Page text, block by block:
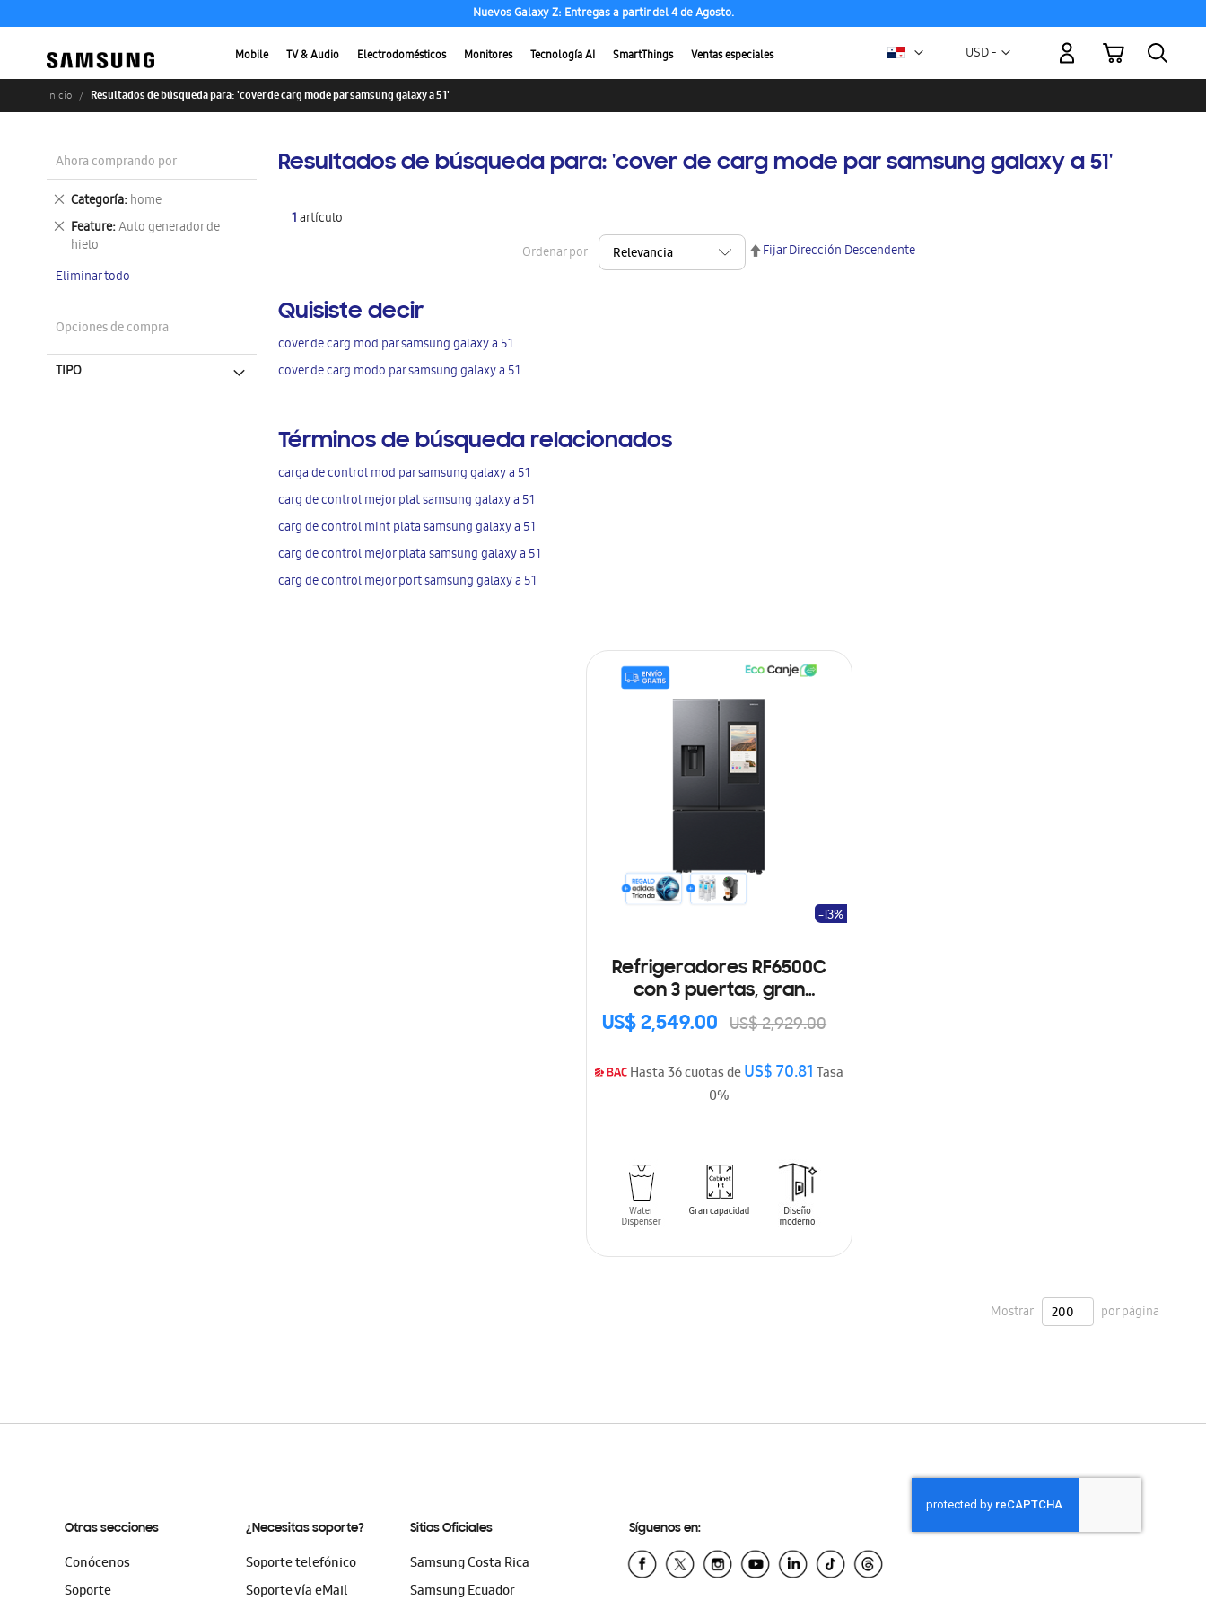
Nuevos Galaxy Z: Entregas a partir del 4 de Agosto.
Mobile TV & Audio Electrodomésticos Monitores Tecnología AI SmartThings Ventas especiales Moneda
USD -
Mi carrito
Inicio Resultados de búsqueda para: 'cover de carg mode par samsung galaxy a 51'
Resultados de búsqueda para: 'cover de carg mode par samsung galaxy a 51'
1artículo
Ordenar por
Fijar Dirección Descendente
Quisiste decir
cover de carg mod par samsung galaxy a 51
cover de carg modo par samsung galaxy a 51
Términos de búsqueda relacionados
carga de control mod par samsung galaxy a 51
carg de control mejor plat samsung galaxy a 51
carg de control mint plata samsung galaxy a 51
carg de control mejor plata samsung galaxy a 51
carg de control mejor port samsung galaxy a 51
Refrigeradores RF6500C
con 3 puertas, gran
capacidad y tecnología
SpaceMax RF32CG5910B1AP
US$ 2,549.00 US$ 2,929.00
-13%
Hasta 36 cuotas deUS$ 70.81 Tasa
0%
Mostrar por página
Ahora comprando por
Categoría home
Eliminar
este
artículo
Feature Auto generador de
hielo
Eliminar
este
Eliminar todo
Opciones de compra
TIPO
Otras secciones
Conócenos
Soporte
¿Necesitas soporte?
Soporte telefónico
Soporte vía eMail
Sitios Oficiales
Samsung Costa Rica
Samsung Ecuador
Síguenos en: